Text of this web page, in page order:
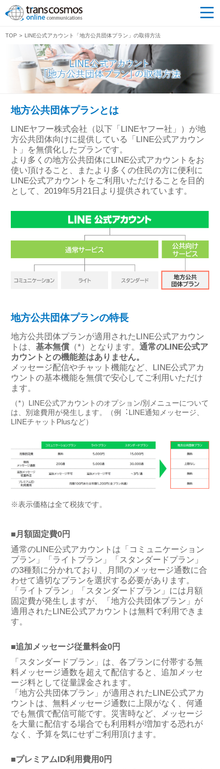
TOP LINE公式アカウント「地方公共団体プラン」の取得方法
地方公共団体プランとは
LINEヤフー株式会社（以下「LINEヤフー社」）が地
方公共団体向けに提供している「LINE公式アカウン
ト」を無償化したプランです。
より多くの地⽅公共団体にLINE公式アカウントをお
使い頂けること、またより多くの住⺠の⽅に便利に
LINE公式アカウントをご利⽤いただけることを⽬的
として、2019年5月21日より提供されています。
地方公共団体プランの特長
地方公共団体プランが適⽤されたLINE公式アカウン
トは、 基本無償（*）となります。 通常のLINE公式ア
カウントとの機能差はありません。
メッセージ配信やチャット機能など、LINE公式アカ
ウントの基本機能を無償で安心してご利用いただけ
ます。
（*）LINE公式アカウントのオプション/別メニューについて
は、別途費⽤が発⽣します。（例︓LINE通知メッセージ、
LINEチャットPlusなど）
※表示価格は全て税抜です。
■月額固定費0円
通常のLINE公式アカウントは「コミュニケーション
プラン」「ライトプラン」「スタンダードプラン」
の3種類に分かれており、月間のメッセージ通数に合
わせて適切なプランを選択する必要があります。
「ライトプラン」「スタンダードプラン」には月額
固定費が発生しますが、「地方公共団体プラン」が
適用されたLINE公式アカウントは無料で利用できま
す。
■追加メッセージ従量料金0円
「スタンダードプラン」は、各プランに付帯する無
料メッセージ通数を超えて配信すると、追加メッセ
ージ料として従量課金されます。
「地方公共団体プラン」が適用されたLINE公式アカ
ウントは、無料メッセージ通数に上限がなく、何通
でも無償で配信可能です。災害時など、メッセージ
を大量に配信する場合でも利用料が増加する恐れが
なく、予算を気にせずご利用頂けます。
■プレミアムID利用費用0円